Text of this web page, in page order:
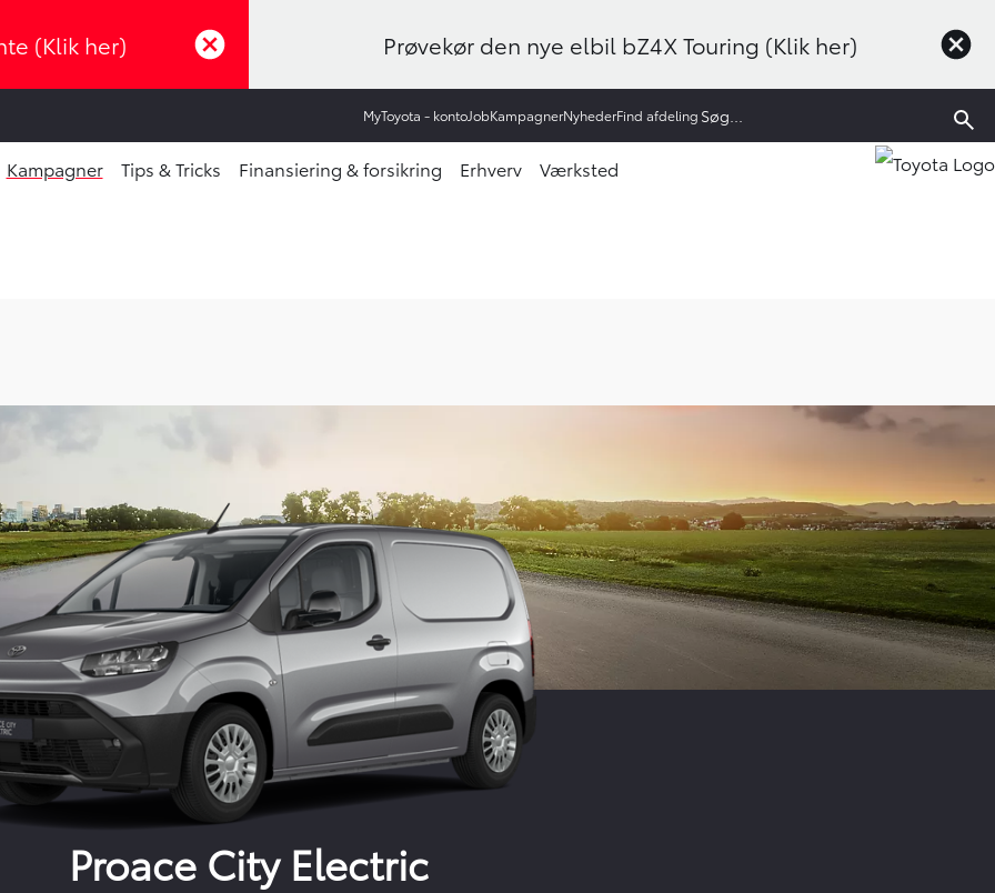
(Klik her) Prøvekør den nye elbil bZ4X Touring (Klik her)
MyToyota - kontoJobKampagnerNyhederFind afdeling
Kampagner Tips & Tricks Finansiering & forsikring Erhverv Værksted
Proace City Electric